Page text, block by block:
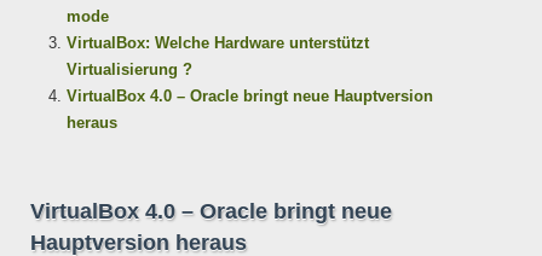
mode
VirtualBox: Welche Hardware unterstützt
Virtualisierung ?
VirtualBox 4.0 – Oracle bringt neue Hauptversion
heraus
VirtualBox 4.0 – Oracle bringt neue
Hauptversion heraus